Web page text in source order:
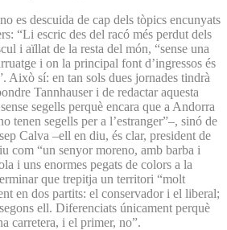
es descuida de cap dels tòpics encunyats
“Li escric des del racó més perdut dels
i aïllat de la resta del món, “sense una
i on la principal font d’ingressos és
Això sí: en tan sols dues jornades tindrà
Tannhauser i de redactar aquesta
segells perquè encara que a Andorra
tenen segells per a l’estranger”–, sinó de
Calva –ell en diu, és clar, president de
com “un senyor moreno, amb barba i
i uns enormes pegats de colors a la
que trepitja un territori “molt
en dos partits: el conservador i el liberal;
ell. Diferenciats únicament perquè
carretera, i el primer, no”.